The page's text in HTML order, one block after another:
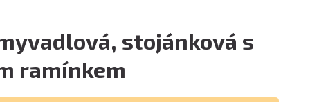
stojánková s
ramínkem